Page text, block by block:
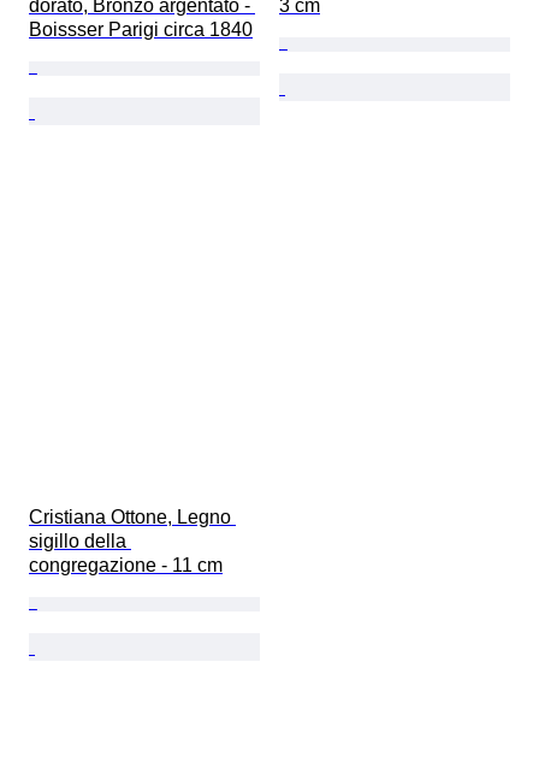
dorato, Bronzo argentato -
Boissser Parigi circa 1840
3 cm
Cristiana Ottone, Legno
sigillo della
congregazione - 11 cm